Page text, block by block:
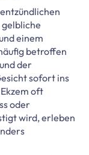
einem
betroffen
der
sofort ins
oft
oder
wird, erleben